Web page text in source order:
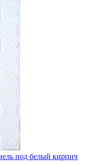
под белый кирпич